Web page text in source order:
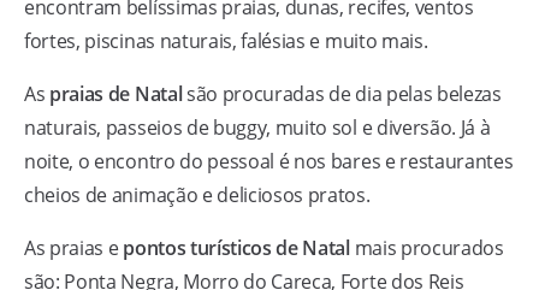
encontram belíssimas praias, dunas, recifes, ventos
fortes, piscinas naturais, falésias e muito mais.
As praias de Natalsão procuradas de dia pelas belezas
naturais, passeios de buggy, muito sol e diversão. Já à
noite, o encontro do pessoal é nos bares e restaurantes
cheios de animação e deliciosos pratos.
As praias epontos turísticos de Natalmais procurados
são: Ponta Negra, Morro do Careca, Forte dos Reis